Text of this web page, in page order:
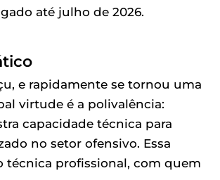
até julho de 2026.
e rapidamente se tornou uma
virtude é a polivalência:
capacidade técnica para
no setor ofensivo. Essa
técnica profissional, com quem